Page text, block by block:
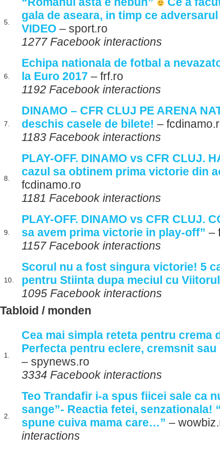
5.
gala de aseara, in timp ce
VIDEO – sport.ro
1277 Facebook interactions
6.
Echipa nationala de fotbal a
la Euro 2017 – frf.ro
1192 Facebook interactions
7.
DINAMO – CFR CLUJ PE ARENA
deschis casele de bilete! –
1183 Facebook interactions
8.
PLAY-OFF. DINAMO vs CFR CLUJ.
cazul sa obtinem prima victorie din
fcdinamo.ro
1181 Facebook interactions
9.
PLAY-OFF. DINAMO vs CFR CLUJ.
sa avem prima victorie in play-off” –
1157 Facebook interactions
10.
Scorul nu a fost singura victorie! 5
pentru Stiinta dupa meciul cu
1095 Facebook interactions
Tabloid / monden
1.
Cea mai simpla reteta pentru crema
Perfecta pentru eclere, cremsnit sau
– spynews.ro
3334 Facebook interactions
2.
Teo Trandafir i-a spus fiicei sale ca
sange”- Reactia fetei, senzationala!
spune cuiva mama care…” –
interactions